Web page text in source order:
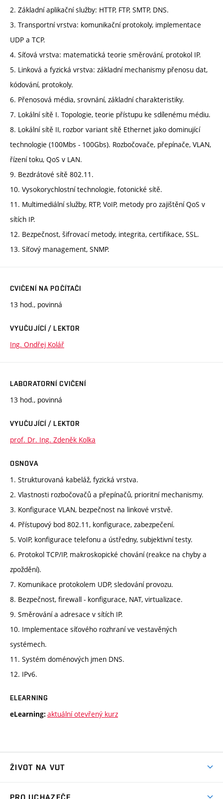
2. Základní aplikační služby: HTTP, FTP, SMTP, DNS.
3. Transportní vrstva: komunikační protokoly, implementace
UDP a TCP.
4. Síťová vrstva: matematická teorie směrování, protokol IP.
5. Linková a fyzická vrstva: základní mechanismy přenosu dat,
kódování, protokoly.
6. Přenosová média, srovnání, základní charakteristiky.
7. Lokální sítě I. Topologie, teorie přístupu ke sdílenému médiu.
8. Lokální sítě II, rozbor variant sítě Ethernet jako dominující
technologie (100Mbs - 100Gbs). Rozbočovače, přepínače, VLAN,
řízení toku, QoS v LAN.
9. Bezdrátové sítě 802.11.
10. Vysokorychlostní technologie, fotonické sítě.
11. Multimediální služby, RTP, VoIP, metody pro zajištění QoS v
sítích IP.
12. Bezpečnost, šifrovací metody, integrita, certifikace, SSL.
13. Síťový management, SNMP.
CVIČENÍ NA POČÍTAČI
13 hod., povinná
VYUČUJÍCÍ / LEKTOR
Ing. Ondřej Kolář
LABORATORNÍ CVIČENÍ
13 hod., povinná
VYUČUJÍCÍ / LEKTOR
prof. Dr. Ing. Zdeněk Kolka
OSNOVA
1. Strukturovaná kabeláž, fyzická vrstva.
2. Vlastnosti rozbočovačů a přepínačů, prioritní mechanismy.
3. Konfigurace VLAN, bezpečnost na linkové vrstvě.
4. Přístupový bod 802.11, konfigurace, zabezpečení.
5. VoIP, konfigurace telefonu a ústředny, subjektivní testy.
6. Protokol TCP/IP, makroskopické chování (reakce na chyby a
zpoždění).
7. Komunikace protokolem UDP, sledování provozu.
8. Bezpečnost, firewall - konfigurace, NAT, virtualizace.
9. Směrování a adresace v sítích IP.
10. Implementace síťového rozhraní ve vestavěných
systémech.
11. Systém doménových jmen DNS.
12. IPv6.
ELEARNING
eLearning: aktuální otevřený kurz
ŽIVOT NA VUT